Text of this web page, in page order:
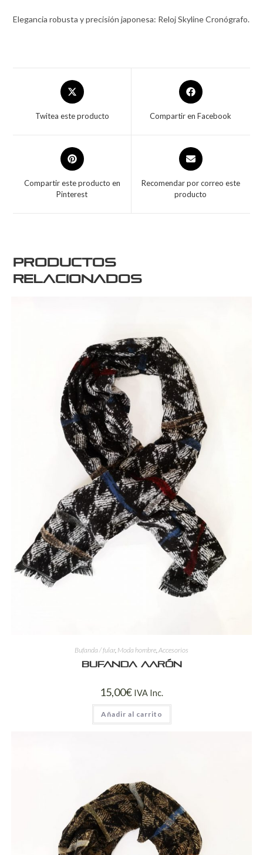
Elegancia robusta y precisión japonesa: Reloj Skyline Cronógrafo.
Twitea este producto Compartir en Facebook
Compartir este producto en
Pinterest
Recomendar por correo este
producto
Productos
relacionados
Bufanda / fular, Moda hombre Accesorios
Bufanda Aarón
15,00€ IVA Inc.
Añadir al carrito